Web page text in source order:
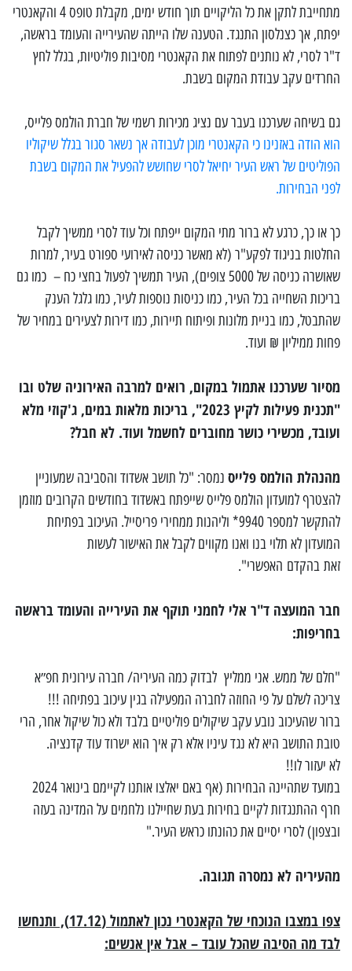
מתחייבת לתקן את כל הליקויים תוך חודש ימים, מקבלת טופס 4 והקאנטרי
יפתח, אך כצנלסון התנגד. הטענה שלו הייתה שהעירייה והעומד בראשה,
ד"ר לסרי, לא נותנים לפתוח את הקאנטרי מסיבות פוליטיות, בגלל לחץ
החרדים עקב עבודת המקום בשבת.
גם בשיחה שערכנו בעבר עם נציג מכירות רשמי של חברת הולמס פלייס,
הוא הודה באזנינו כי הקאנטרי מוכן לעבודה אך נשאר סגור בגלל שיקוליו
הפוליטים של ראש העיר יחיאל לסרי שחושש להפעיל את המקום בשבת
לפני הבחירות.
כך או כך, כרגע לא ברור מתי המקום ייפתח וכל עוד לסרי ממשיך לקבל
החלטות בניגוד לפקע"ר (לא מאשר כניסה לאירועי ספורט בעיר, למרות
שאושרה כניסה של 5000 צופים), העיר תמשיך לפעול בחצי כח – כמו גם
בריכות השחייה בכל העיר, כמו כניסות נוספות לעיר, כמו גלגל הענק
שהתבטל, כמו בניית מלונות ופיתוח תיירות, כמו דירות לצעירים במחיר של
פחות ממיליון ₪ ועוד.
מסיור שערכנו אתמול במקום, רואים למרבה האירוניה שלט ובו
"תכנית פעילות לקיץ 2023", בריכות מלאות במים, ג'קוזי מלא
ועובד, מכשירי כושר מחוברים לחשמל ועוד. לא חבל?
מהנהלת הולמס פלייס נמסר: "כל תושב אשדוד והסביבה שמעוניין
להצטרף למועדון הולמס פלייס שייפתח באשדוד בחודשים הקרובים מוזמן
להתקשר למספר 9940* וליהנות ממחירי פריסייל. העיכוב בפתיחת
המועדון לא תלוי בנו ואנו מקווים לקבל את האישור לעשות
זאת בהקדם האפשרי".
חבר המועצה ד"ר אלי לחמני תוקף את העירייה והעומד בראשה
בחריפות:
"חלם של ממש. אני ממליץ לבדוק כמה העיריה/ חברה עירונית חפ״א
צריכה לשלם על פי החוזה לחברה המפעילה בגין עיכוב בפתיחה !!!
ברור שהעיכוב נובע עקב שיקולים פוליטיים בלבד ולא כול שיקול אחר, הרי
טובת התושב היא לא נגד עיניו אלא רק איך הוא ישרוד עוד קדנציה.
לא יעזור לו!!
במועד שתהיינה הבחירות (אף באם יאלצו אותנו לקיימם בינואר 2024
חרף ההתנגדות לקיים בחירות בעת שחיילנו נלחמים על המדינה בעזה
ובצפון) לסרי יסיים את כהונתו כראש העיר."
מהעיריה לא נמסרה תגובה.
צפו במצבו הנוכחי של הקאנטרי נכון לאתמול (17.12), ותנחשו
לבד מה הסיבה שהכל עובד – אבל אין אנשים: